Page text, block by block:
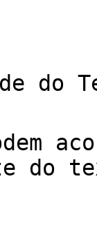
do
do